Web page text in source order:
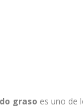
graso es uno de